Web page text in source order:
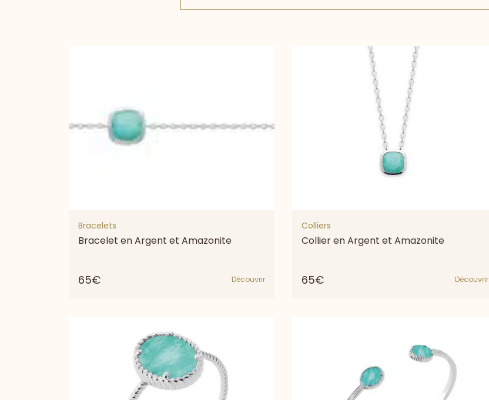
Bracelets
Bracelet en Argent et Amazonite
65€ Découvrir
Colliers
Collier en Argent et Amazonite
65€ Découvrir